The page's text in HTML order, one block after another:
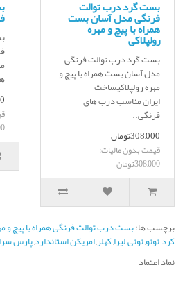
بست گرد درب توالت
فرنگی مدل آسان بست
همراه با پیچ و مهره
رولپلاکی
بست گرد درب توالت فرنگی
مدل آسان بست همراه با پیچ و
مهره رولپلاکیساخت
ایران مناسب درب های
فرنگی..
308,000تومان
قیمت بدون مالیات:
308,000تومان
برچسب ها:بست درب توالت فرنگی همراه با پیچ و
کرد,توتو,توتی,لیرا,کهلر,امریکن استاندارد,پارس
نماد اعتماد